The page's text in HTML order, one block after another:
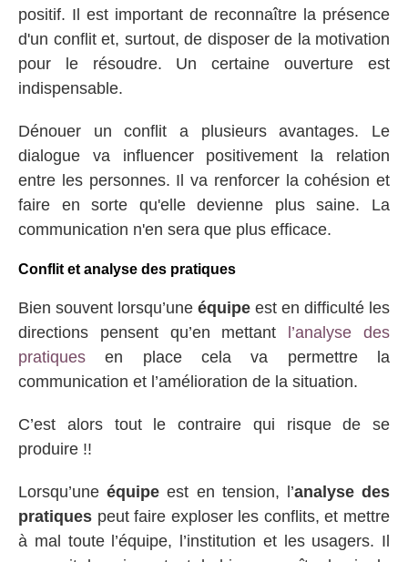
positif. Il est important de reconnaître la présence
d'un conflit et, surtout, de disposer de la motivation
pour le résoudre. Un certaine ouverture est
indispensable.
Dénouer un conflit a plusieurs avantages. Le
dialogue va influencer positivement la relation
entre les personnes. Il va renforcer la cohésion et
faire en sorte qu'elle devienne plus saine. La
communication n'en sera que plus efficace.
Conflit et analyse des pratiques
Bien souvent lorsqu’une équipe est en difficulté les
directions pensent qu’en mettant l’analyse des
pratiques en place cela va permettre la
communication et l’amélioration de la situation.
C’est alors tout le contraire qui risque de se
produire !!
Lorsqu’uneéquipe est en tension, l’analyse des
pratiques peut faire exploser les conflits, et mettre
à mal toute l’équipe, l’institution et les usagers. Il